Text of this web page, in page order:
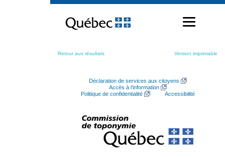
contenu
Retour aux résultats Version imprimable
Déclaration de services aux citoyens
Accès à l’information
Politique de confidentialité
Accessibilité